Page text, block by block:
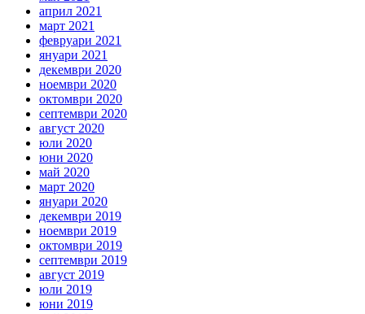
април 2021
март 2021
февруари 2021
януари 2021
декември 2020
ноември 2020
октомври 2020
септември 2020
август 2020
юли 2020
юни 2020
май 2020
март 2020
януари 2020
декември 2019
ноември 2019
октомври 2019
септември 2019
август 2019
юли 2019
юни 2019